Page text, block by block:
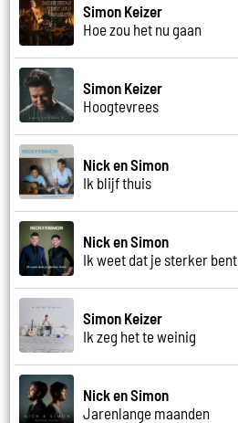
Simon Keizer
Hoe zou het nu gaan
Simon Keizer
Hoogtevrees
Nick en Simon
Ik blijf thuis
Nick en Simon
Ik weet dat je sterker bent
Simon Keizer
Ik zeg het te weinig
Nick en Simon
Jarenlange maanden